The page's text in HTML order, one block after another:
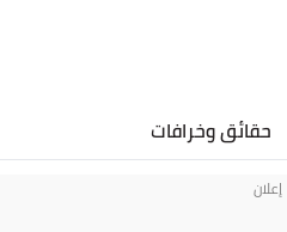
حقائق وخرافات